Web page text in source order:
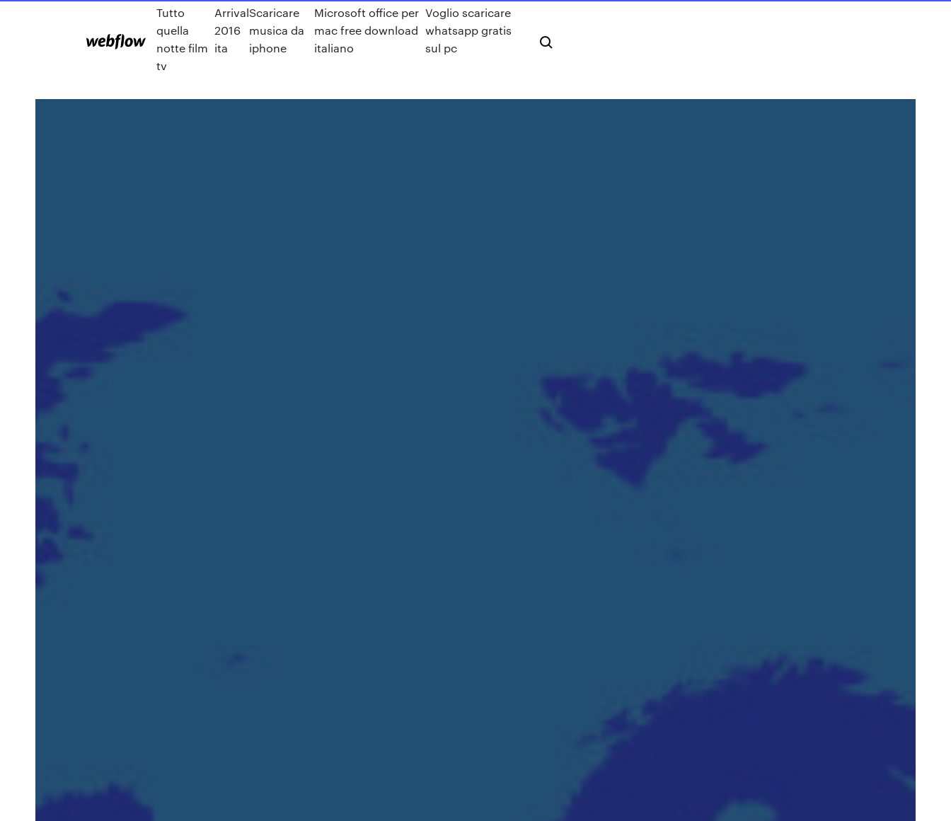
Tutto
quella
notte film
tv
Arrival
2016
ita
Scaricare
musica da
iphone
Microsoft office per
mac free download
italiano
Voglio scaricare
whatsapp gratis
sul pc